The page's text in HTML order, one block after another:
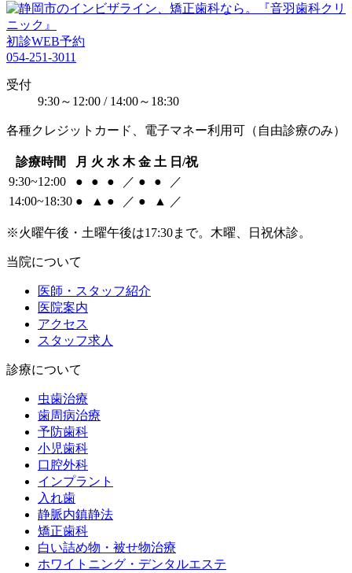
初診WEB予約
054-251-3011
受付
9:30～12:00 / 14:00～18:30
各種クレジットカード、電子マネー利用可（自由診療のみ）
診療時間 月 火 水 木 金 土 日/祝
9:30~12:00
● ● ● ／ ● ●
／
14:00~18:30 ● ▲ ● ／ ● ▲ ／
※火曜午後・土曜午後は17:30まで。木曜、日祝休診。
当院について
医師・スタッフ紹介
医院案内
アクセス
スタッフ求人
診療について
虫歯治療
歯周病治療
予防歯科
小児歯科
口腔外科
インプラント
入れ歯
静脈内鎮静法
矯正歯科
白い詰め物・被せ物治療
ホワイトニング・デンタルエステ